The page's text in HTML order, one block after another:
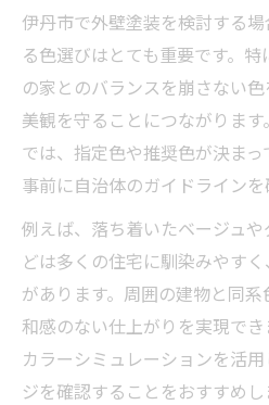
伊丹市で外壁塗装を検討する
る色選びはとても重要です。
の家とのバランスを崩さない
美観を守ることにつながりま
では、指定色や推奨色が決まっ
事前に自治体のガイドラインを
例えば、落ち着いたベージュ
どは多くの住宅に馴染みやす
があります。周囲の建物と同
和感のない仕上がりを実現でき
カラーシミュレーションを活
ジを確認することをおすすめし